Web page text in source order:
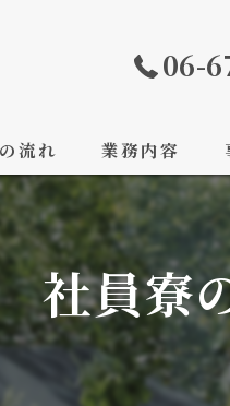
06-
流れ 業務内容
社員寮